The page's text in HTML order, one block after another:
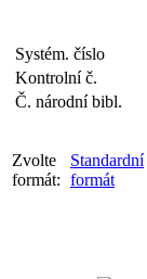
Systém. číslo
Kontrolní č.
Č. národní bibl.
Zvolte
formát:
Standardní
formát